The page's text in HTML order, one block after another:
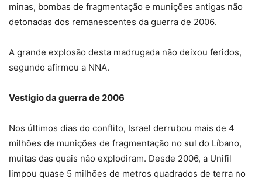
minas, bombas de fragmentação e munições antigas não
detonadas dos remanescentes da guerra de 2006.
A grande explosão desta madrugada não deixou feridos,
segundo afirmou a NNA.
Vestígio da guerra de 2006
Nos últimos dias do conflito, Israel derrubou mais de 4
milhões de munições de fragmentação no sul do Líbano,
muitas das quais não explodiram. Desde 2006, a Unifil
limpou quase 5 milhões de metros quadrados de terra no